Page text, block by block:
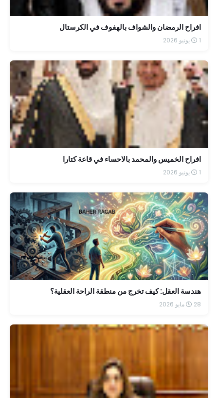
افراح الرمضان والشواف بالهفوف في الكرستال
1 يونيو 2026
افراح الخميس والمحمد بالاحساء في قاعة كتارا
1 يونيو 2026
هندسة العقل: كيف تخرج من منطقة الراحة العقلية؟
28 مايو 2026